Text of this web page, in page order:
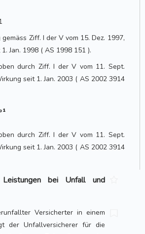
gemäss Ziff. I der V vom 15. Dez. 1997,
Jan. 1998 ( AS 1998 151 ).
durch Ziff. I der V vom 11. Sept.
seit 1. Jan. 2003 ( AS 2002 3914
durch Ziff. I der V vom 11. Sept.
seit 1. Jan. 2003 ( AS 2002 3914
bei Unfall und
Versicherter in einem
der Unfallversicherer für die